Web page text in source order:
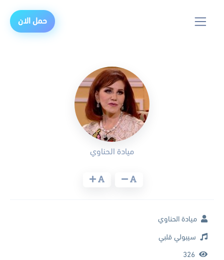
حمل الان
ميادة الحناوي
ميادة الحناوي
سيبولي قلبي
326